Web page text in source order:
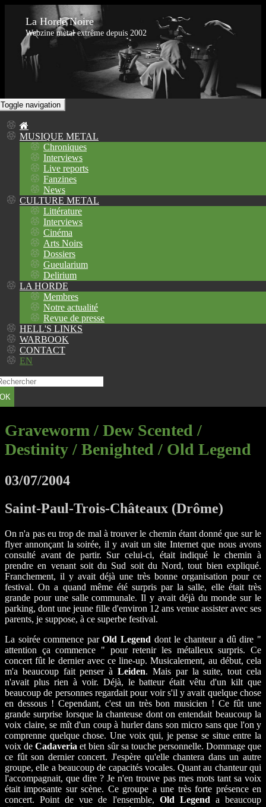
La Horde Noire
Webzine metal extrême depuis 2002
Toggle navigation
MUSIQUE METAL
Chroniques
Interviews
Live reports
Fanzines
News
CULTURE METAL
Littérature
Interviews
Cinéma
Arts Noirs
Dossiers
Gueularium
Delirium
LA HORDE
Membres
Notre actualité
Revue de presse
HELL'S LINKS
WARBOOK
CONTACT
EN
OK
Graveworm / Dew Scented /
Destinity / Benighted / Old Legend
03/07/2004
Saint-Paul-Trois-Châteaux (Drôme)
On n'a pas eu trop de mal à trouver le chemin étant donné que sur le
flyer annonçant la soirée, il y avait un site Internet que nous avons
consulté avant de partir. Sur celui-ci, était indiqué le chemin à
prendre en venant soit du Sud soit du Nord, tout bien expliqué.
Franchement, il y avait déjà une très bonne organisation pour ce
festival. On a quand même été surpris par la salle, elle était très
grande pour une salle communale. Il y avait déjà du monde sur le
parking, dont une jeune fille d'environ 12 ans venue assister avec ses
parents, je suppose, à ce superbe festival.
La soirée commence parOld Legend dont le chanteur a dû dire "
attention ça commence " pour retenir les métalleux surpris. Ce
concert fût le dernier avec ce line-up. Musicalement, au début, cela
m'a beaucoup fait penser àLeiden. Mais par la suite, tout cela
n'avait plus rien à voir. Déjà, le batteur était vêtu d'un kilt que
beaucoup de personnes regardait pour voir s'il y avait quelque chose
en dessous ! Cependant, c'est un très bon musicien ! Ce fût une
grande surprise lorsque la chanteuse dont on entendait beaucoup la
voix claire, se mît d'un coup à hurler dans son micro sans que l'on y
comprenne quelque chose. Une voix qui, je pense se situe entre la
voix deCadaveria et bien sûr sa touche personnelle. Dommage que
ce fût son dernier concert. J'espère qu'elle chantera dans un autre
groupe, elle a beaucoup de capacités vocales. Quant au chanteur qui
l'accompagnait, que dire ? Je n'en trouve pas mes mots tant sa voix
était imposante sur scène. Ce groupe a une très forte présence en
concert. Point de vue de l'ensemble, Old Legend a beaucoup